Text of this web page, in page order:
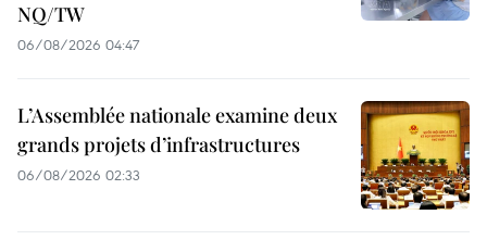
NQ/TW
06/08/2026 04:47
L’Assemblée nationale examine deux
grands projets d’infrastructures
06/08/2026 02:33